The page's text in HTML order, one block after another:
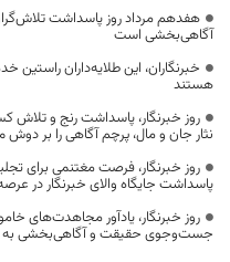
هفدهم مرداد روز پاسداشت
آگاهی‌بخشی است
خبرنگاران، این طلایه‌داران
هستند
روز خبرنگار، پاسداشت رنج و تلاش
نثار جان و مال، پرچم آگاهی را بر
روز خبرنگار، فرصت مغتنمی برای
پاسداشت جایگاه والای خبرنگار در
روز خبرنگار، یادآور مجاهدت‌های
جست‌وجوی حقیقت و آگاهی‌بخشی به